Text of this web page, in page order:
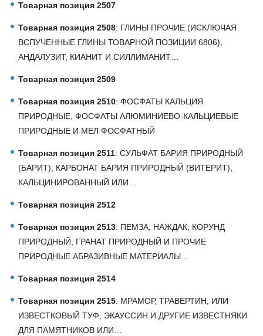
Товарная позиция 2507
Товарная позиция 2508: ГЛИНЫ ПРОЧИЕ (ИСКЛЮЧАЯ
ВСПУЧЕННЫЕ ГЛИНЫ ТОВАРНОЙ ПОЗИЦИИ 6806),
АНДАЛУЗИТ, КИАНИТ И СИЛЛИМАНИТ…
Товарная позиция 2509
Товарная позиция 2510: ФОСФАТЫ КАЛЬЦИЯ
ПРИРОДНЫЕ, ФОСФАТЫ АЛЮМИНИЕВО-КАЛЬЦИЕВЫЕ
ПРИРОДНЫЕ И МЕЛ ФОСФАТНЫЙ
Товарная позиция 2511: СУЛЬФАТ БАРИЯ ПРИРОДНЫЙ
(БАРИТ); КАРБОНАТ БАРИЯ ПРИРОДНЫЙ (ВИТЕРИТ),
КАЛЬЦИНИРОВАННЫЙ ИЛИ…
Товарная позиция 2512
Товарная позиция 2513: ПЕМЗА; НАЖДАК; КОРУНД
ПРИРОДНЫЙ, ГРАНАТ ПРИРОДНЫЙ И ПРОЧИЕ
ПРИРОДНЫЕ АБРАЗИВНЫЕ МАТЕРИАЛЫ…
Товарная позиция 2514
Товарная позиция 2515: МРАМОР, ТРАВЕРТИН, ИЛИ
ИЗВЕСТКОВЫЙ ТУФ, ЭКАУССИН И ДРУГИЕ ИЗВЕСТНЯКИ
ДЛЯ ПАМЯТНИКОВ ИЛИ…